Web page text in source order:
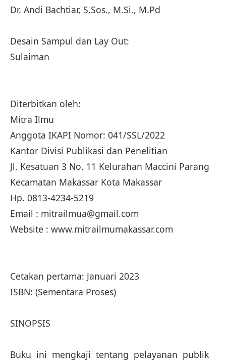
Dr. Andi Bachtiar, S.Sos., M.Si., M.Pd
Desain Sampul dan Lay Out:
Sulaiman
Diterbitkan oleh:
Mitra Ilmu
Anggota IKAPI Nomor: 041/SSL/2022
Kantor Divisi Publikasi dan Penelitian
Jl. Kesatuan 3 No. 11 Kelurahan Maccini Parang
Kecamatan Makassar Kota Makassar
Hp. 0813-4234-5219
Email : mitrailmua@gmail.com
Website : www.mitrailmumakassar.com
Cetakan pertama: Januari 2023
ISBN: (Sementara Proses)
SINOPSIS
Buku ini mengkaji tentang pelayanan publik